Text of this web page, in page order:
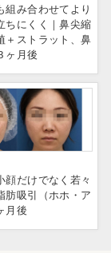
組み合わせてより
ちにくく｜鼻尖縮
＋ストラット、鼻
月後
顔だけでなく若々
肪吸引（ホホ・ア
月後